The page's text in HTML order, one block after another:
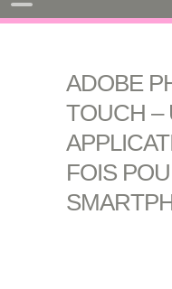
ADOBE
TOUCH –
FOIS